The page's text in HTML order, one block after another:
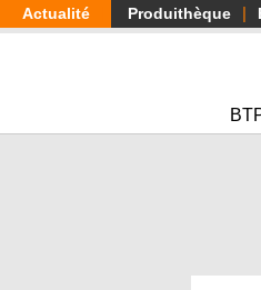
Aller
au
Actualité Produithèque